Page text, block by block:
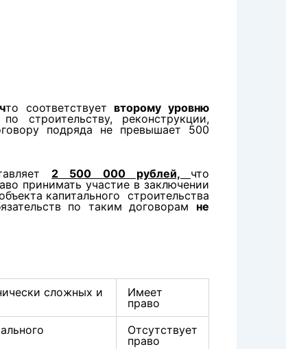
что соответствует второму уровню
строительству, реконструкции,
подряда не превышает 500
2 500 000 рублей, что
принимать участие в заключении
капитального строительства
по таким договорам не
сложных и
Имеет
право
Отсутствует
право